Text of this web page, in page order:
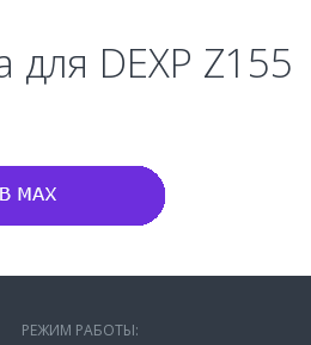
DEXP Z155
РЕЖИМ РАБОТЫ: